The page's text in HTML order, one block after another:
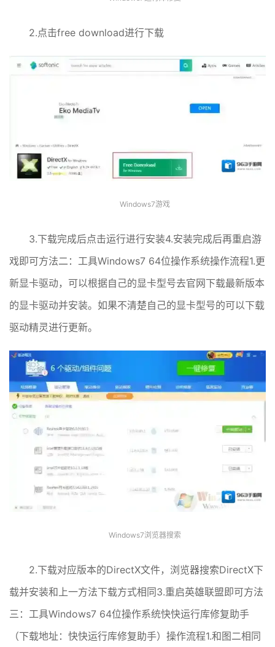
2.点击free download进行下载
Windows7游戏
3.下载完成后点击运行进行安装4.安装完成后再重启游
戏即可方法二：工具Windows7 64位操作系统操作流程1.更
新显卡驱动，可以根据自己的显卡型号去官网下载最新版本
的显卡驱动并安装。如果不清楚自己的显卡型号的可以下载
驱动精灵进行更新。
Windows7浏览器搜索
2.下载对应版本的DirectX文件，浏览器搜索DirectX下
载并安装和上一方法下载方式相同3.重启英雄联盟即可方法
三：工具Windows7 64位操作系统快快运行库修复助手
（下载地址：快快运行库修复助手）操作流程1.和图二相同